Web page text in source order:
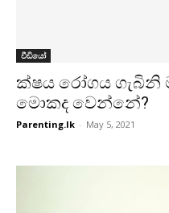
වීඩියෝ
ක්ෂය රෝගය
මොකද වෙන්නේ?
Parenting.lk - May 5, 2021